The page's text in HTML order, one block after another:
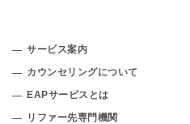
サービス案内
カウンセリングについて
EAPサービスとは
リファー先専門機関